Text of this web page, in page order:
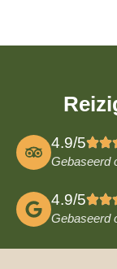
4.9/5
Gebaseerd
4.9/5
Gebaseerd